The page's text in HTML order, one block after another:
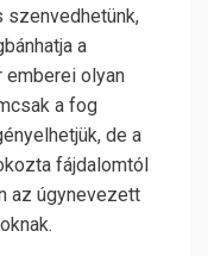
a
emberei olyan
a fog
de a
fájdalomtól
az úgynevezett